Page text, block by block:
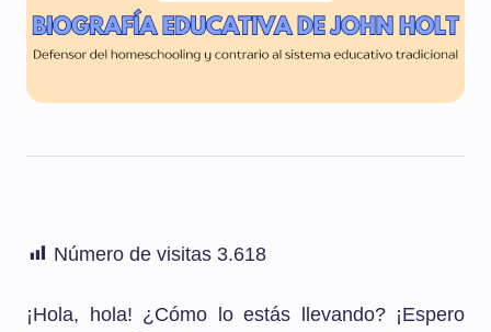
Número de visitas 3.618
¡Hola, hola! ¿Cómo lo estás llevando? ¡Espero